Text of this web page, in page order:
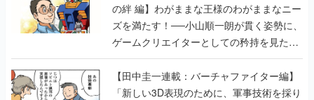
の絆 編】わがままな王様のわがままなニー
ズを満たす！──小山順一朗が貫く姿勢に、
ゲームクリエイターとしての矜持を見た
【若ゲのいたり最終回】
【田中圭一連載：バーチャファイター編】
「新しい3D表現のために、軍事技術を採り